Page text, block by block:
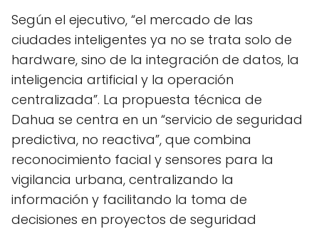
Según el ejecutivo, “el mercado de las
ciudades inteligentes ya no se trata solo de
hardware, sino de la integración de datos, la
inteligencia artificial y la operación
centralizada”. La propuesta técnica de
Dahua se centra en un “servicio de seguridad
predictiva, no reactiva”, que combina
reconocimiento facial y sensores para la
vigilancia urbana, centralizando la
información y facilitando la toma de
decisiones en proyectos de seguridad